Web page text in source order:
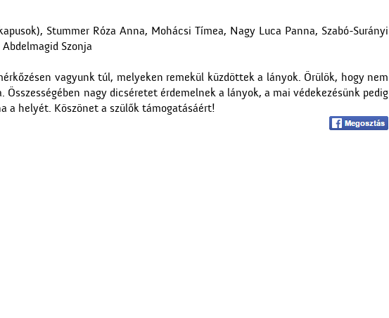
Stummer Róza Anna, Mohácsi Tímea, Nagy Luca Panna, Szabó-Surányi
Szonja
vagyunk túl, melyeken remekül küzdöttek a lányok. Örülök, hogy nem
Összességében nagy dicséretet érdemelnek a lányok, a mai védekezésünk pedig
a helyét. Köszönet a szülők támogatásáért!